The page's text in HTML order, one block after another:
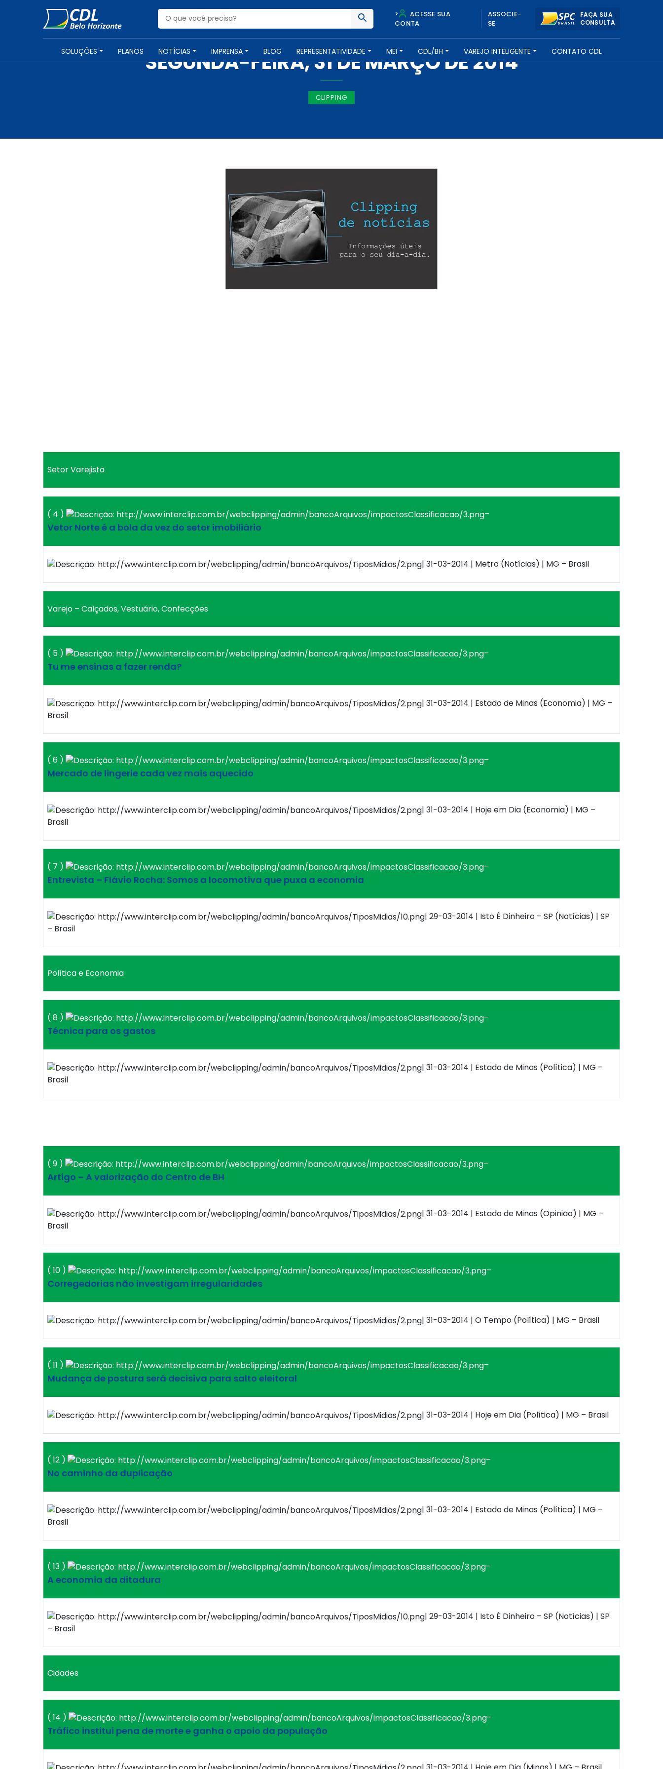
>
ACESSE SUA
CONTA
ASSOCIE-
SE
FAÇA SUA
CONSULTA
SOLUÇÕES PLANOS NOTÍCIAS IMPRENSA BLOG REPRESENTATIVIDADE MEI CDL/BH VAREJO INTELIGENTE CONTATO CDL
IMPRENSA -31 DE MARÇO DE 2014
SEGUNDA-FEIRA, 31 DE MARÇO DE 2014
CLIPPING
Setor Varejista
( 4 ) –
Vetor Norte é a bola da vez do setor imobiliário
| 31-03-2014 | Metro (Notícias) | MG – Brasil
Varejo – Calçados, Vestuário, Confecções
( 5 ) –
Tu me ensinas a fazer renda?
| 31-03-2014 | Estado de Minas (Economia) | MG –
Brasil
( 6 ) –
Mercado de lingerie cada vez mais aquecido
| 31-03-2014 | Hoje em Dia (Economia) | MG –
Brasil
( 7 ) –
Entrevista – Flávio Rocha: Somos a locomotiva que puxa a economia
| 29-03-2014 | Isto É Dinheiro – SP (Notícias) | SP
– Brasil
Política e Economia
( 8 ) –
Técnica para os gastos
| 31-03-2014 | Estado de Minas (Política) | MG –
Brasil
( 9 ) –
Artigo – A valorização do Centro de BH
| 31-03-2014 | Estado de Minas (Opinião) | MG –
Brasil
( 10 ) –
Corregedorias não investigam irregularidades
| 31-03-2014 | O Tempo (Política) | MG – Brasil
( 11 ) –
Mudança de postura será decisiva para salto eleitoral
| 31-03-2014 | Hoje em Dia (Política) | MG – Brasil
( 12 ) –
No caminho da duplicação
| 31-03-2014 | Estado de Minas (Política) | MG –
Brasil
( 13 ) –
A economia da ditadura
| 29-03-2014 | Isto É Dinheiro – SP (Notícias) | SP
– Brasil
Cidades
( 14 ) –
Tráfico institui pena de morte e ganha o apoio da população